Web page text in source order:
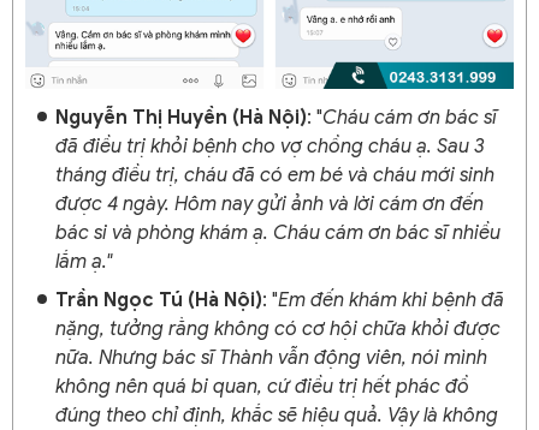
Nguyễn Thị Huyền (Hà Nội): "Cháu cám ơn bác sĩ
đã điều trị khỏi bệnh cho vợ chồng cháu ạ. Sau 3
tháng điều trị, cháu đã có em bé và cháu mới sinh
được 4 ngày. Hôm nay gửi ảnh và lời cám ơn đến
bác si và phòng khám ạ. Cháu cám ơn bác sĩ nhiều
lắm ạ."
Trần Ngọc Tú (Hà Nội): "Em đến khám khi bệnh đã
nặng, tưởng rằng không có cơ hội chữa khỏi được
nữa. Nhưng bác sĩ Thành vẫn động viên, nói mình
không nên quá bi quan, cứ điều trị hết phác đồ
đúng theo chỉ định, khắc sẽ hiệu quả. Vậy là không